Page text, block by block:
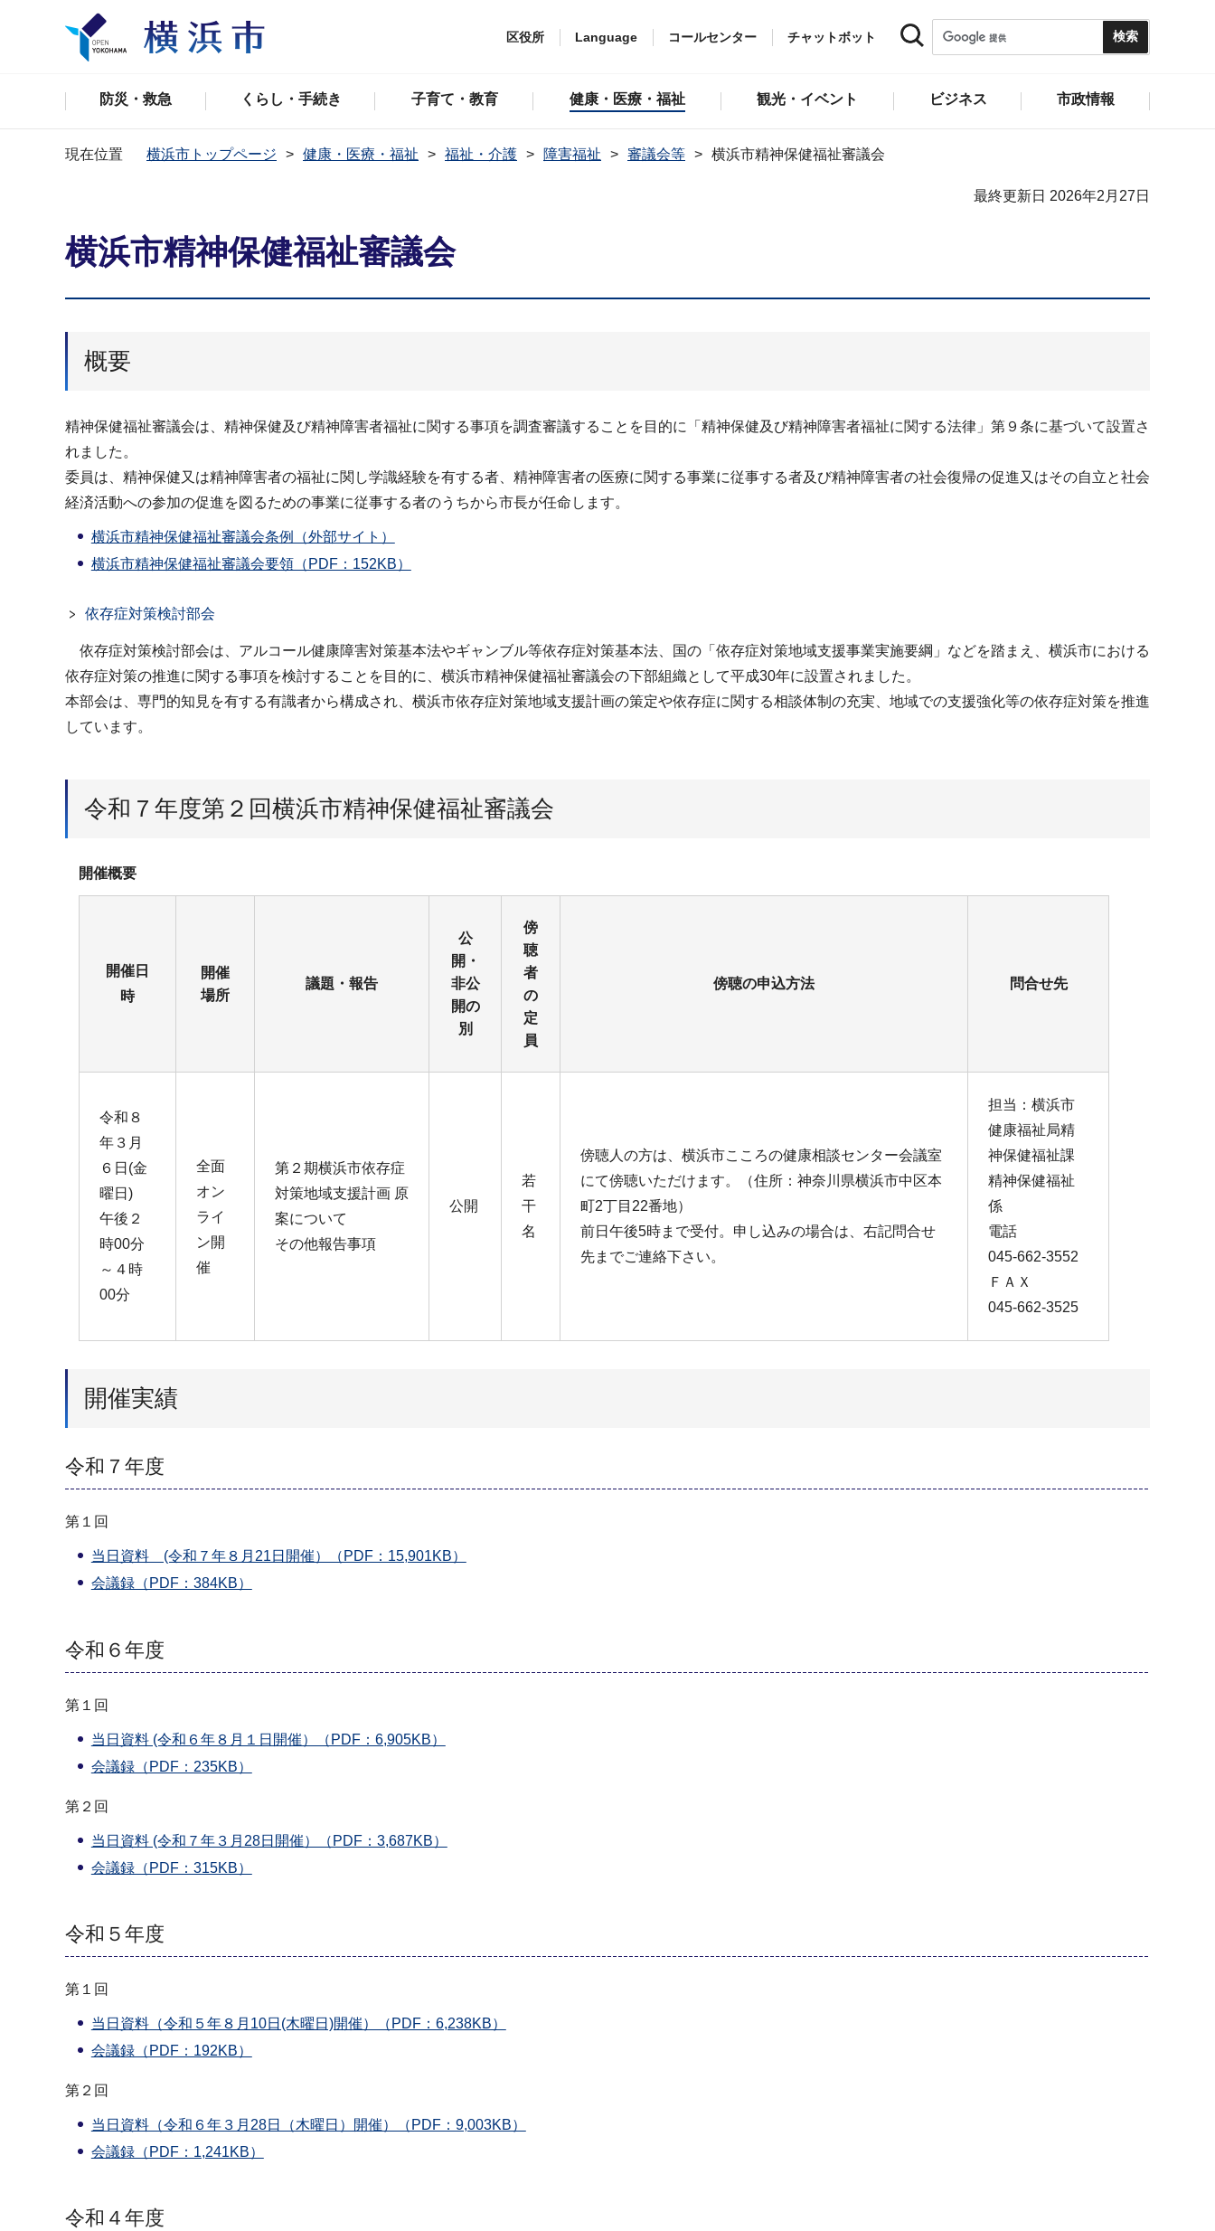
区役所 Language コールセンター チャットボット
防災・救急 くらし・手続き 子育て・教育 健康・医療・福祉 観光・イベント ビジネス 市政情報
現在位置 横浜市トップページ 健康・医療・福祉 福祉・介護 障害福祉 審議会等 横浜市精神保健福祉審議会
最終更新日 2026年2月27日
横浜市精神保健福祉審議会
概要
精神保健福祉審議会は、精神保健及び精神障害者福祉に関する事項を調査審議することを目的に「精神保健及び精神障害者福祉に関する法律」第９条に基づいて設置さ
れました。
委員は、精神保健又は精神障害者の福祉に関し学識経験を有する者、精神障害者の医療に関する事業に従事する者及び精神障害者の社会復帰の促進又はその自立と社会
経済活動への参加の促進を図るための事業に従事する者のうちから市長が任命します。
横浜市精神保健福祉審議会条例（外部サイト）
横浜市精神保健福祉審議会要領（PDF：152KB）
依存症対策検討部会
依存症対策検討部会は、アルコール健康障害対策基本法やギャンブル等依存症対策基本法、国の「依存症対策地域支援事業実施要綱」などを踏まえ、横浜市における
依存症対策の推進に関する事項を検討することを目的に、横浜市精神保健福祉審議会の下部組織として平成30年に設置されました。
本部会は、専門的知見を有する有識者から構成され、横浜市依存症対策地域支援計画の策定や依存症に関する相談体制の充実、地域での支援強化等の依存症対策を推進
しています。
令和７年度第２回横浜市精神保健福祉審議会
開催概要
開催日
時
開催
場所
議題・報告
公
開・
非公
開の
別
傍
聴
者
の
定
員
傍聴の申込方法 問合せ先
令和８
年３月
６日(金
曜日)
午後２
時00分
～４時
00分
全面
オン
ライ
ン開
催
第２期横浜市依存症
対策地域支援計画 原
案について
その他報告事項
公開
若
干
名
傍聴人の方は、横浜市こころの健康相談センター会議室
にて傍聴いただけます。（住所：神奈川県横浜市中区本
町2丁目22番地）
前日午後5時まで受付。申し込みの場合は、右記問合せ
先までご連絡下さい。
担当：横浜市
健康福祉局精
神保健福祉課
精神保健福祉
係
電話
045-662-3552
ＦＡＸ
045-662-3525
開催実績
令和７年度
第１回
当日資料 (令和７年８月21日開催）（PDF：15,901KB）
会議録（PDF：384KB）
令和６年度
第１回
当日資料 (令和６年８月１日開催）（PDF：6,905KB）
会議録（PDF：235KB）
第２回
当日資料 (令和７年３月28日開催）（PDF：3,687KB）
会議録（PDF：315KB）
令和５年度
第１回
当日資料（令和５年８月10日(木曜日)開催）（PDF：6,238KB）
会議録（PDF：192KB）
第２回
当日資料（令和６年３月28日（木曜日）開催）（PDF：9,003KB）
会議録（PDF：1,241KB）
令和４年度